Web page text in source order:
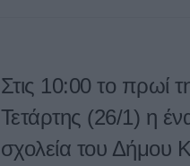
Στις 10:00 το πρωί
Τετάρτης (26/1) η
σχολεία του Δήμου